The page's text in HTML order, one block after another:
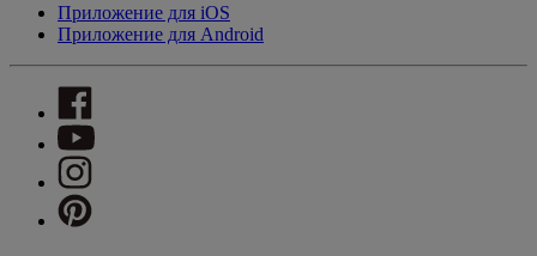
Приложение для iOS
Приложение для Android